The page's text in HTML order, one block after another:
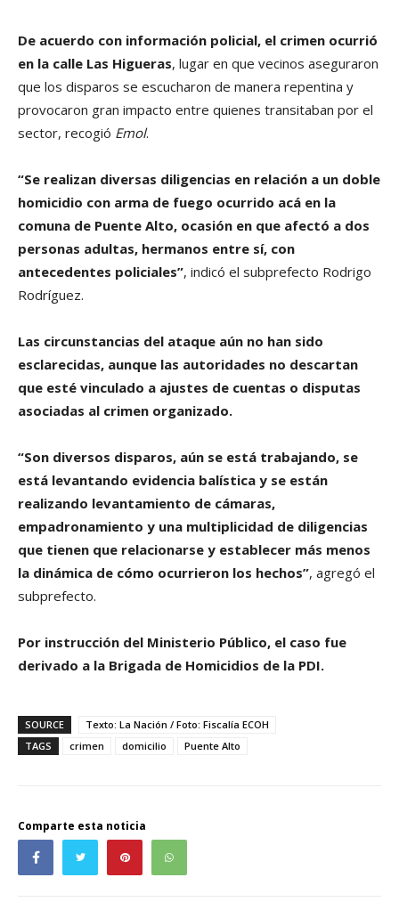
De acuerdo con información policial, el crimen ocurrió
en la calle Las Higueras, lugar en que vecinos aseguraron
que los disparos se escucharon de manera repentina y
provocaron gran impacto entre quienes transitaban por el
sector, recogió Emol.
“Se realizan diversas diligencias en relación a un doble
homicidio con arma de fuego ocurrido acá en la
comuna de Puente Alto, ocasión en que afectó a dos
personas adultas, hermanos entre sí, con
antecedentes policiales”, indicó el subprefecto Rodrigo
Rodríguez.
Las circunstancias del ataque aún no han sido
esclarecidas, aunque las autoridades no descartan
que esté vinculado a ajustes de cuentas o disputas
asociadas al crimen organizado.
“Son diversos disparos, aún se está trabajando, se
está levantando evidencia balística y se están
realizando levantamiento de cámaras,
empadronamiento y una multiplicidad de diligencias
que tienen que relacionarse y establecer más menos
la dinámica de cómo ocurrieron los hechos”, agregó el
subprefecto.
Por instrucción del Ministerio Público, el caso fue
derivado a la Brigada de Homicidios de la PDI.
SOURCE
Texto: La Nación / Foto: Fiscalía ECOH
TAGS
crimen domicilio Puente Alto
Comparte esta noticia